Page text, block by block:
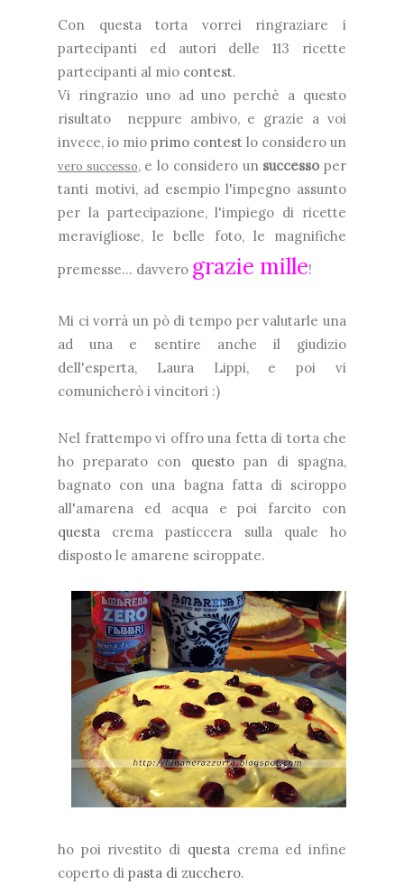
Con questa torta vorrei ringraziare i
partecipanti ed autori delle 113 ricette
partecipanti al mio contest.
Vi ringrazio uno ad uno perchè a questo
risultato neppure ambivo, e grazie a voi
invece, io mio primo contest lo considero un
vero successo, e lo considero un successo per
tanti motivi, ad esempio l'impegno assunto
per la partecipazione, l'impiego di ricette
meravigliose, le belle foto, le magnifiche
premesse... davvero grazie mille!
Mi ci vorrà un pò di tempo per valutarle una
ad una e sentire anche il giudizio
dell'esperta, Laura Lippi, e poi vi
comunicherò i vincitori :)
Nel frattempo vi offro una fetta di torta che
ho preparato con questopan di spagna,
bagnato con una bagna fatta di sciroppo
all'amarena ed acqua e poi farcito con
questa crema pasticcera sulla quale ho
disposto le amarene sciroppate.
ho poi rivestito di questa crema ed infine
coperto di pasta di zucchero.